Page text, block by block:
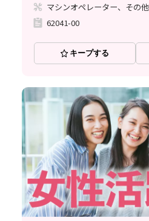
マシンオペレーター、その他
62041-00
キープする